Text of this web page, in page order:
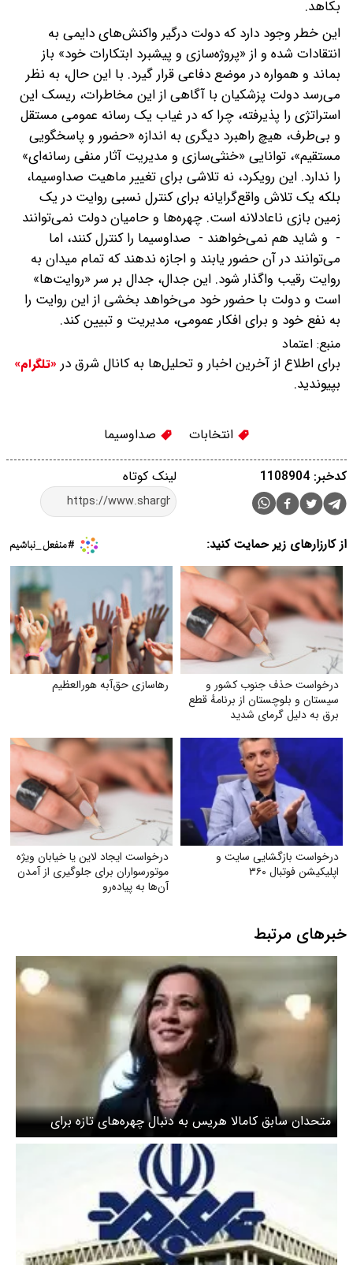
بکاهد.
این خطر وجود دارد که دولت درگیر واکنش‌های دایمی به
انتقادات شده و از «پروژه‌سازی و پیشبرد ابتکارات خود» باز
بماند و همواره در موضع دفاعی قرار گیرد. با این حال، به نظر
می‌رسد دولت پزشکیان با آگاهی از این مخاطرات، ریسک این
استراتژی را پذیرفته، چرا که در غیاب یک رسانه عمومی مستقل
و بی‌طرف، هیچ راهبرد دیگری به اندازه «حضور و پاسخگویی
مستقیم»، توانایی «خنثی‌سازی و مدیریت آثار منفی رسانه‌ای»
را ندارد. این رویکرد، نه تلاشی برای تغییر ماهیت صداوسیما،
بلکه یک تلاش واقع‌گرایانه برای کنترل نسبی روایت در یک
زمین بازی ناعادلانه است. چهره‌ها و حامیان دولت نمی‌توانند
- و شاید هم نمی‌خواهند - صداوسیما را کنترل کنند، اما
می‌توانند در آن حضور یابند و اجازه ندهند که تمام میدان به
روایت رقیب واگذار شود. این جدال، جدال بر سر «روایت‌ها»
است و دولت با حضور خود می‌خواهد بخشی از این روایت را
به نفع خود و برای افکار عمومی، مدیریت و تبیین کند.
منبع: اعتماد
برای اطلاع از آخرین اخبار و تحلیل‌ها به کانال شرق در «تلگرام»
بپیوندید.
انتخابات صداوسیما
لینک کوتاه کدخبر: 1108904
از کارزارهای زیر حمایت کنید:
درخواست حذف جنوب کشور و
سیستان و بلوچستان از برنامهٔ قطع
برق به دلیل گرمای شدید
رهاسازی حق‌آبه هورالعظیم
درخواست بازگشایی سایت و
اپلیکیشن فوتبال ۳۶۰
درخواست ایجاد لاین یا خیابان ویژه
موتورسواران برای جلوگیری از آمدن
آن‌ها به پیاده‌رو
خبرهای مرتبط
متحدان سابق کامالا هریس به دنبال چهره‌های تازه برای
انتخابات ۲۰۲۸